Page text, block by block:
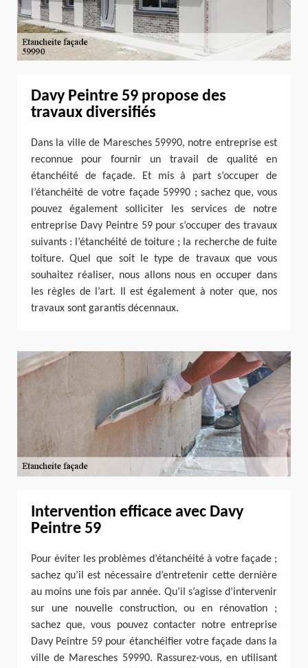
Davy Peintre 59 propose des
travaux diversifiés
Dans la ville de Maresches 59990, notre entreprise est
reconnue pour fournir un travail de qualité en
étanchéité de façade. Et mis à part s’occuper de
l’étanchéité de votre façade 59990 ; sachez que, vous
pouvez également solliciter les services de notre
entreprise Davy Peintre 59 pour s’occuper des travaux
suivants : l’étanchéité de toiture ; la recherche de fuite
toiture. Quel que soit le type de travaux que vous
souhaitez réaliser, nous allons nous en occuper dans
les règles de l’art. Il est également à noter que, nos
travaux sont garantis décennaux.
Intervention efficace avec Davy
Peintre 59
Pour éviter les problèmes d’étanchéité à votre façade ;
sachez qu’il est nécessaire d’entretenir cette dernière
au moins une fois par année. Qu’il s’agisse d’intervenir
sur une nouvelle construction, ou en rénovation ;
sachez que, vous pouvez contacter notre entreprise
Davy Peintre 59 pour étanchéifier votre façade dans la
ville de Maresches 59990. Rassurez-vous, en utilisant